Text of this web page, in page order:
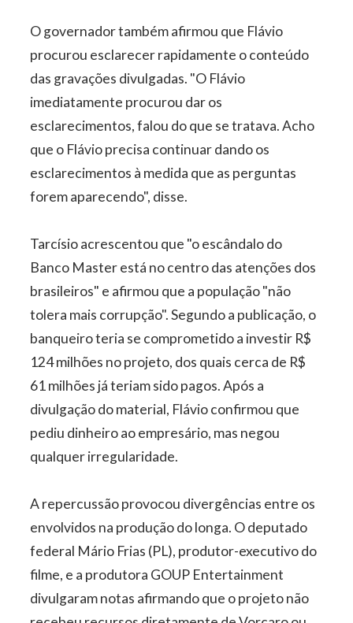
O governador também afirmou que Flávio
procurou esclarecer rapidamente o conteúdo
das gravações divulgadas. "O Flávio
imediatamente procurou dar os
esclarecimentos, falou do que se tratava. Acho
que o Flávio precisa continuar dando os
esclarecimentos à medida que as perguntas
forem aparecendo", disse.
Tarcísio acrescentou que "o escândalo do
Banco Master está no centro das atenções dos
brasileiros" e afirmou que a população "não
tolera mais corrupção". Segundo a publicação, o
banqueiro teria se comprometido a investir R$
124 milhões no projeto, dos quais cerca de R$
61 milhões já teriam sido pagos. Após a
divulgação do material, Flávio confirmou que
pediu dinheiro ao empresário, mas negou
qualquer irregularidade.
A repercussão provocou divergências entre os
envolvidos na produção do longa. O deputado
federal Mário Frias (PL), produtor-executivo do
filme, e a produtora GOUP Entertainment
divulgaram notas afirmando que o projeto não